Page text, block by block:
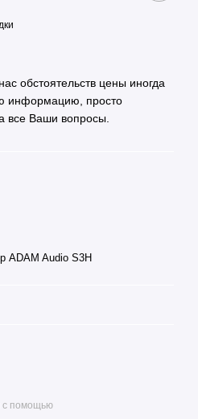
обстоятельств цены иногда
информацию, просто
все Ваши вопросы.
ADAM Audio S3H
с помощью